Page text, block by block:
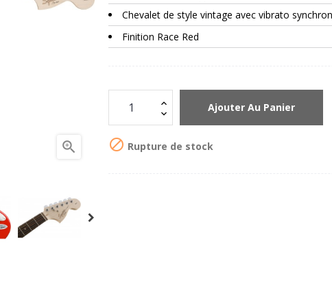

Chevalet de style vintage avec vibrato
Finition Race Red
Ajouter Au Panier
 Rupture de stock